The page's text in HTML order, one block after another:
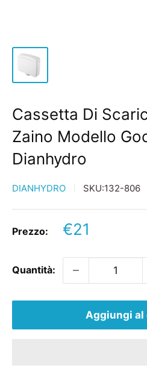
Cassetta Di
Zaino Modello
Dianhydro
DIANHYDRO SKU:132-806
Prezzo:
Prezzo
€21
Quantità:
Aggiungi al